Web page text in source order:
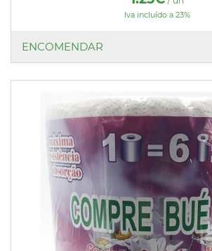
Iva incluído a 23%
ENCOMENDAR